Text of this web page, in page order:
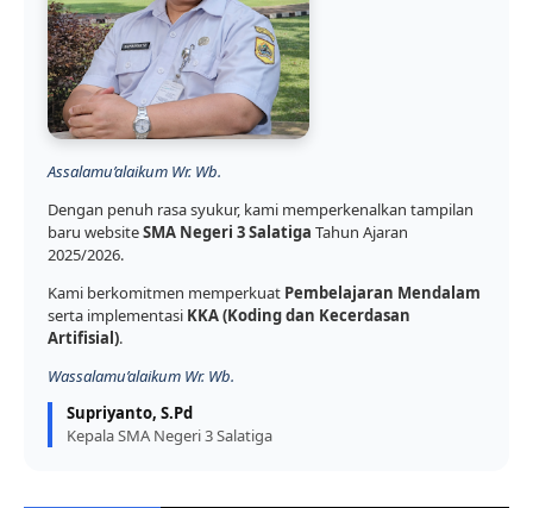
Assalamu’alaikum Wr. Wb.
Dengan penuh rasa syukur, kami memperkenalkan tampilan
baru websiteSMA Negeri 3 Salatiga Tahun Ajaran
2025/2026.
Kami berkomitmen memperkuat Pembelajaran Mendalam
serta implementasi KKA (Koding dan Kecerdasan
Artifisial).
Wassalamu’alaikum Wr. Wb.
Supriyanto, S.Pd
Kepala SMA Negeri 3 Salatiga